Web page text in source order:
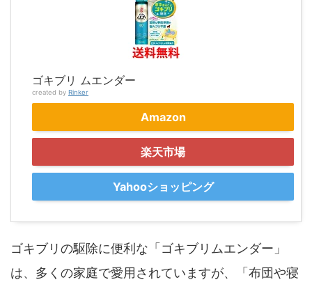
ゴキブリ ムエンダー
created by Rinker
Amazon
楽天市場
Yahooショッピング
ゴキブリの駆除に便利な「ゴキブリムエンダー」
は、多くの家庭で愛用されていますが、「布団や寝